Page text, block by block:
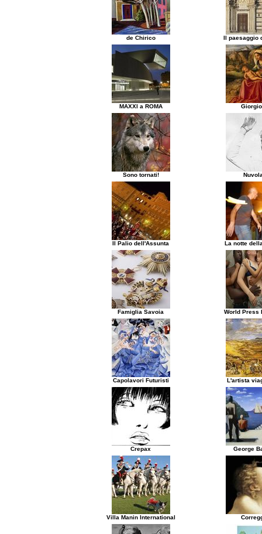
de Chirico Il paesaggio
MAXXI a ROMA
Sono tornati!
Il Palio dell'Assunta La notte
Famiglia Savoia World Press
Capolavori Futuristi L'artista
Crepax George
Villa Manin International